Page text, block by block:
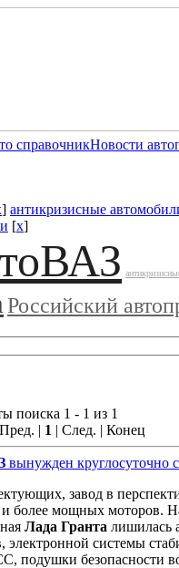
справочникНовости
] антикризисные
[x]
Российский
поиска 1 - 1 из 1
| 1 | След. | Конец
вынужден круглосуточно
завод в
более мощных моторов.
Лада Гранта лишилась
электронной системы
подушки безопасности